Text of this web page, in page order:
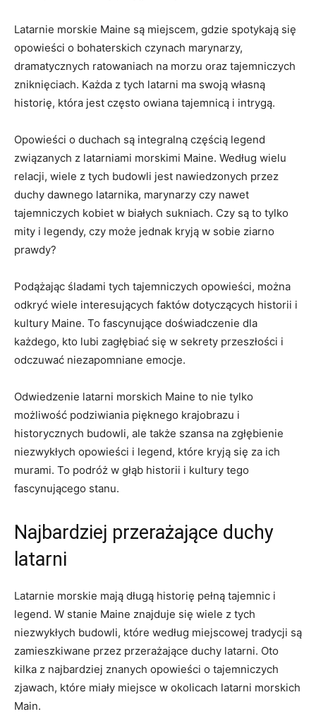
Latarnie morskie Maine są miejscem, gdzie spotykają się
opowieści o⁤ bohaterskich⁢ czynach marynarzy,
dramatycznych ratowaniach ‍na morzu⁣ oraz tajemniczych‌
zniknięciach. Każda z ‍tych latarni ma swoją własną
historię, która jest​ często owiana ​tajemnicą i intrygą.
Opowieści o duchach⁤ są ‍integralną częścią legend
związanych z latarniami ⁢morskimi Maine. Według wielu
relacji, wiele z tych budowli jest nawiedzonych ⁤przez
duchy dawnego latarnika, ⁢marynarzy ‍czy nawet
⁣tajemniczych kobiet w białych ⁢sukniach. Czy są to tylko
mity i legendy, czy może jednak kryją⁢ w sobie ziarno
prawdy?
Podążając śladami tych tajemniczych opowieści,⁢ można
odkryć wiele interesujących faktów dotyczących historii i
kultury​ Maine. To fascynujące⁣ doświadczenie dla
każdego, kto lubi zagłębiać się w ⁤sekrety przeszłości i
odczuwać niezapomniane emocje.
Odwiedzenie latarni morskich Maine to nie tylko
możliwość podziwiania pięknego‌ krajobrazu i
historycznych budowli, ale także szansa ⁤na zgłębienie
niezwykłych opowieści i legend,⁣ które kryją się za ⁣ich
murami. To podróż w⁤ głąb historii i kultury tego
⁣fascynującego stanu.
Najbardziej przerażające ⁢duchy​
latarni
Latarnie ⁢morskie mają ⁤długą historię⁣ pełną‌ tajemnic i
legend. W stanie Maine znajduje się ‍wiele z‌ tych
niezwykłych budowli, które według ⁢miejscowej ⁢tradycji ‌są
⁣zamieszkiwane przez przerażające duchy⁤ latarni. Oto
kilka z‍ najbardziej znanych opowieści ⁢o tajemniczych
zjawach, które miały miejsce ‍w okolicach latarni⁣ morskich
Main.